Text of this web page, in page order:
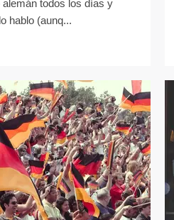
alemán todos los días y
hablo (aunq...